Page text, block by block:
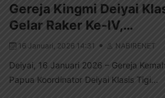
Gereja Kingmi Deiyai
Gelar Raker Ke-IV,…
16 Januari, 2026 14:31 NABIRENET
Deiyai, 16 Januari 2026 – Gereja
Papua Koordinator Deiyai Klasis Tigi...